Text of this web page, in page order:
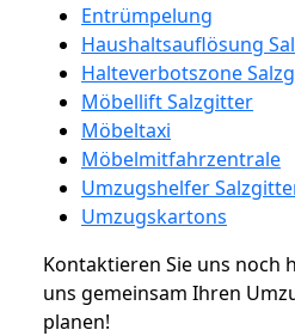
Entrümpelung
Haushaltsauflösung
Halteverbotszone
Möbellift Salzgitter
Möbeltaxi
Möbelmitfahrzentrale
Umzugshelfer
Umzugskartons
Kontaktieren Sie uns noch
uns gemeinsam Ihren
planen!